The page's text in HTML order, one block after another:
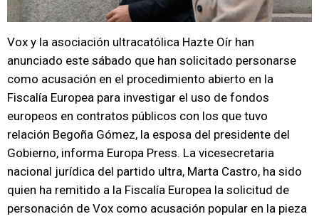
Vox y la asociación ultracatólica Hazte Oír han
anunciado este sábado que han solicitado personarse
como acusación en el procedimiento abierto en la
Fiscalía Europea para investigar el uso de fondos
europeos en contratos públicos con los que tuvo
relación Begoña Gómez, la esposa del presidente del
Gobierno, informa Europa Press. La vicesecretaria
nacional jurídica del partido ultra, Marta Castro, ha sido
quien ha remitido a la Fiscalía Europea la solicitud de
personación de Vox como acusación popular en la pieza